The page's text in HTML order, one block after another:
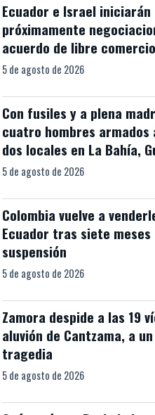
Ecuador e Israel iniciarán
próximamente
acuerdo de libre comercio
5 de agosto de 2026
Con fusiles y a plena
cuatro hombres armados
dos locales en La Bahía,
5 de agosto de 2026
Colombia vuelve a
Ecuador tras siete meses
suspensión
5 de agosto de 2026
Zamora despide a las 19
aluvión de Cantzama, a
tragedia
5 de agosto de 2026